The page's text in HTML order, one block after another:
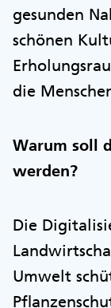
gesunden
schönen
die
Warum soll
werden?
Die
Umwelt